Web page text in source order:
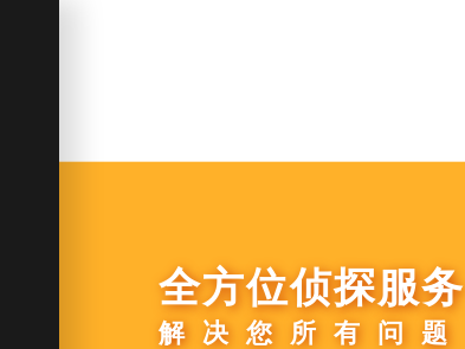
全方位侦探服务
解决您所有问题